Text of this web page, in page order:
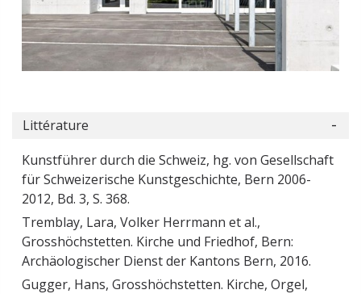
Littérature
Kunstführer durch die Schweiz, hg. von Gesellschaft
für Schweizerische Kunstgeschichte, Bern 2006-
2012, Bd. 3, S. 368.
Tremblay, Lara, Volker Herrmann et al.,
Grosshöchstetten. Kirche und Friedhof, Bern:
Archäologischer Dienst der Kantons Bern, 2016.
Gugger, Hans, Grosshöchstetten. Kirche, Orgel,